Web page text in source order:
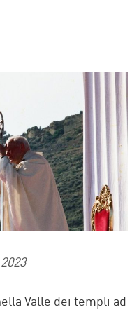
Valle dei templi ad